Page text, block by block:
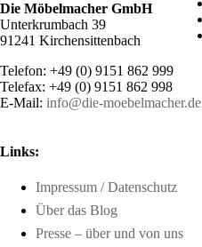
Die Möbelmacher GmbH
Unterkrumbach 39
91241 Kirchensittenbach
Telefon: +49 (0) 9151 862 999
Telefax: +49 (0) 9151 862 998
E-Mail: info@die-moebelmacher.de
Links:
Impressum / Datenschutz
Über das Blog
Presse – über und von uns